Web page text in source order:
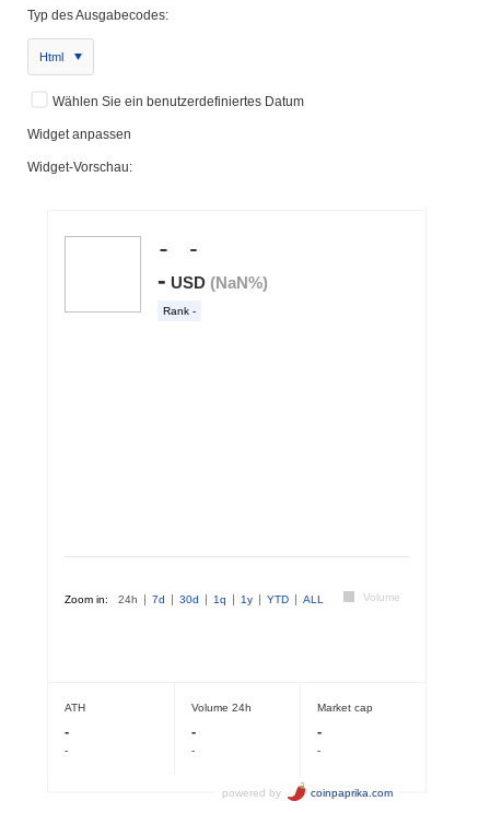
Typ des Ausgabecodes:
Html
Wählen Sie ein benutzerdefiniertes Datum
Widget anpassen
Widget-Vorschau: